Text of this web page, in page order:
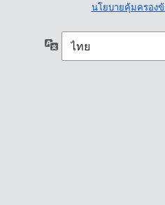
นโยบายคุ้มครอง
ภาษา